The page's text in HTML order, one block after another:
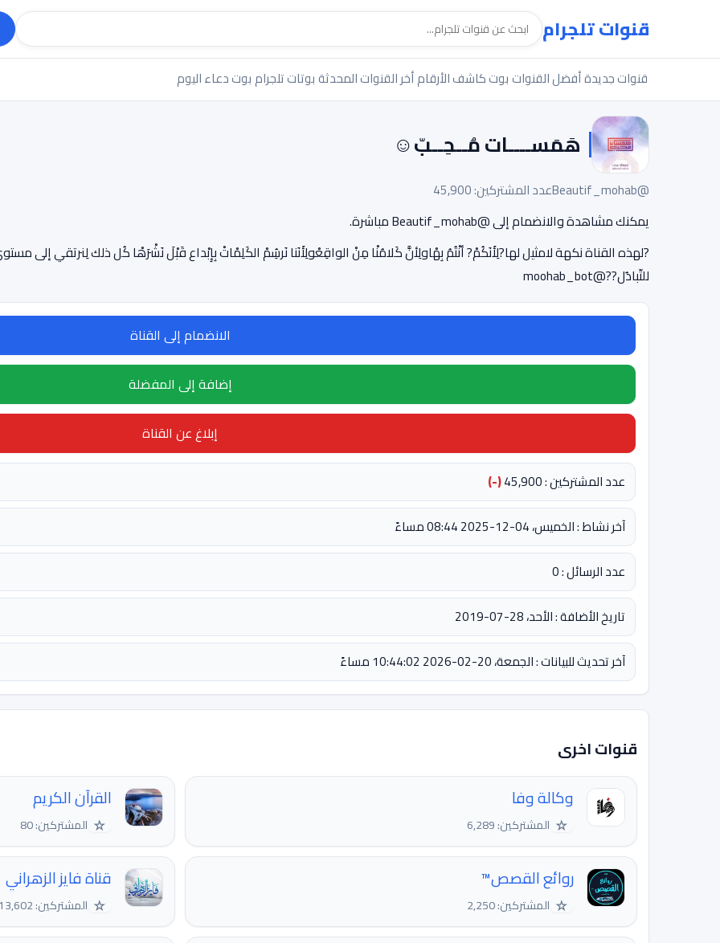
قنوات تلجرام
قنوات جديدةأفضل القنواتبوت كاشف الأرقامأخر القنوات المحدثةبوتات تلجرام بوت دعاء اليوم
هَمَســــات مُــحِــبّ☺
@Beautif_mohab
عدد المشتركين: 45,900
يمكنك مشاهدة والانضمام إلى @Beautif_mohab مباشرة.
للتّبادُل??@moohab_bot
الانضمام إلى القناة
إضافة إلى المفضلة
إبلاغ عن القناة
عدد المشتركين : 45,900
(-)
آخر نشاط : الخميس، 04-12-2025 08:44 مساءً
عدد الرسائل : 0
تاريخ الأضافة : الأحد، 28-07-2019
آخر تحديث للبيانات : الجمعة، 20-02-2026 10:44:02 مساءً
قنوات اخرى
وكالة وفا
☆ المشتركين: 6,289
القرآن الكريم
☆ المشتركين: 80
روائع القصص™
☆ المشتركين: 2,250
قناة فايز الزهراني
☆ المشتركين: 13,602